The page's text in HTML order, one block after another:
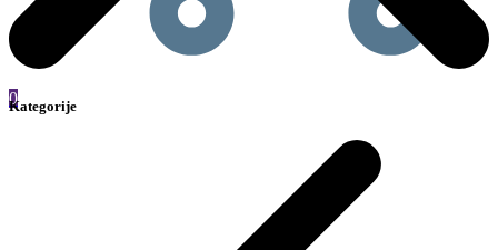
0
Kategorije